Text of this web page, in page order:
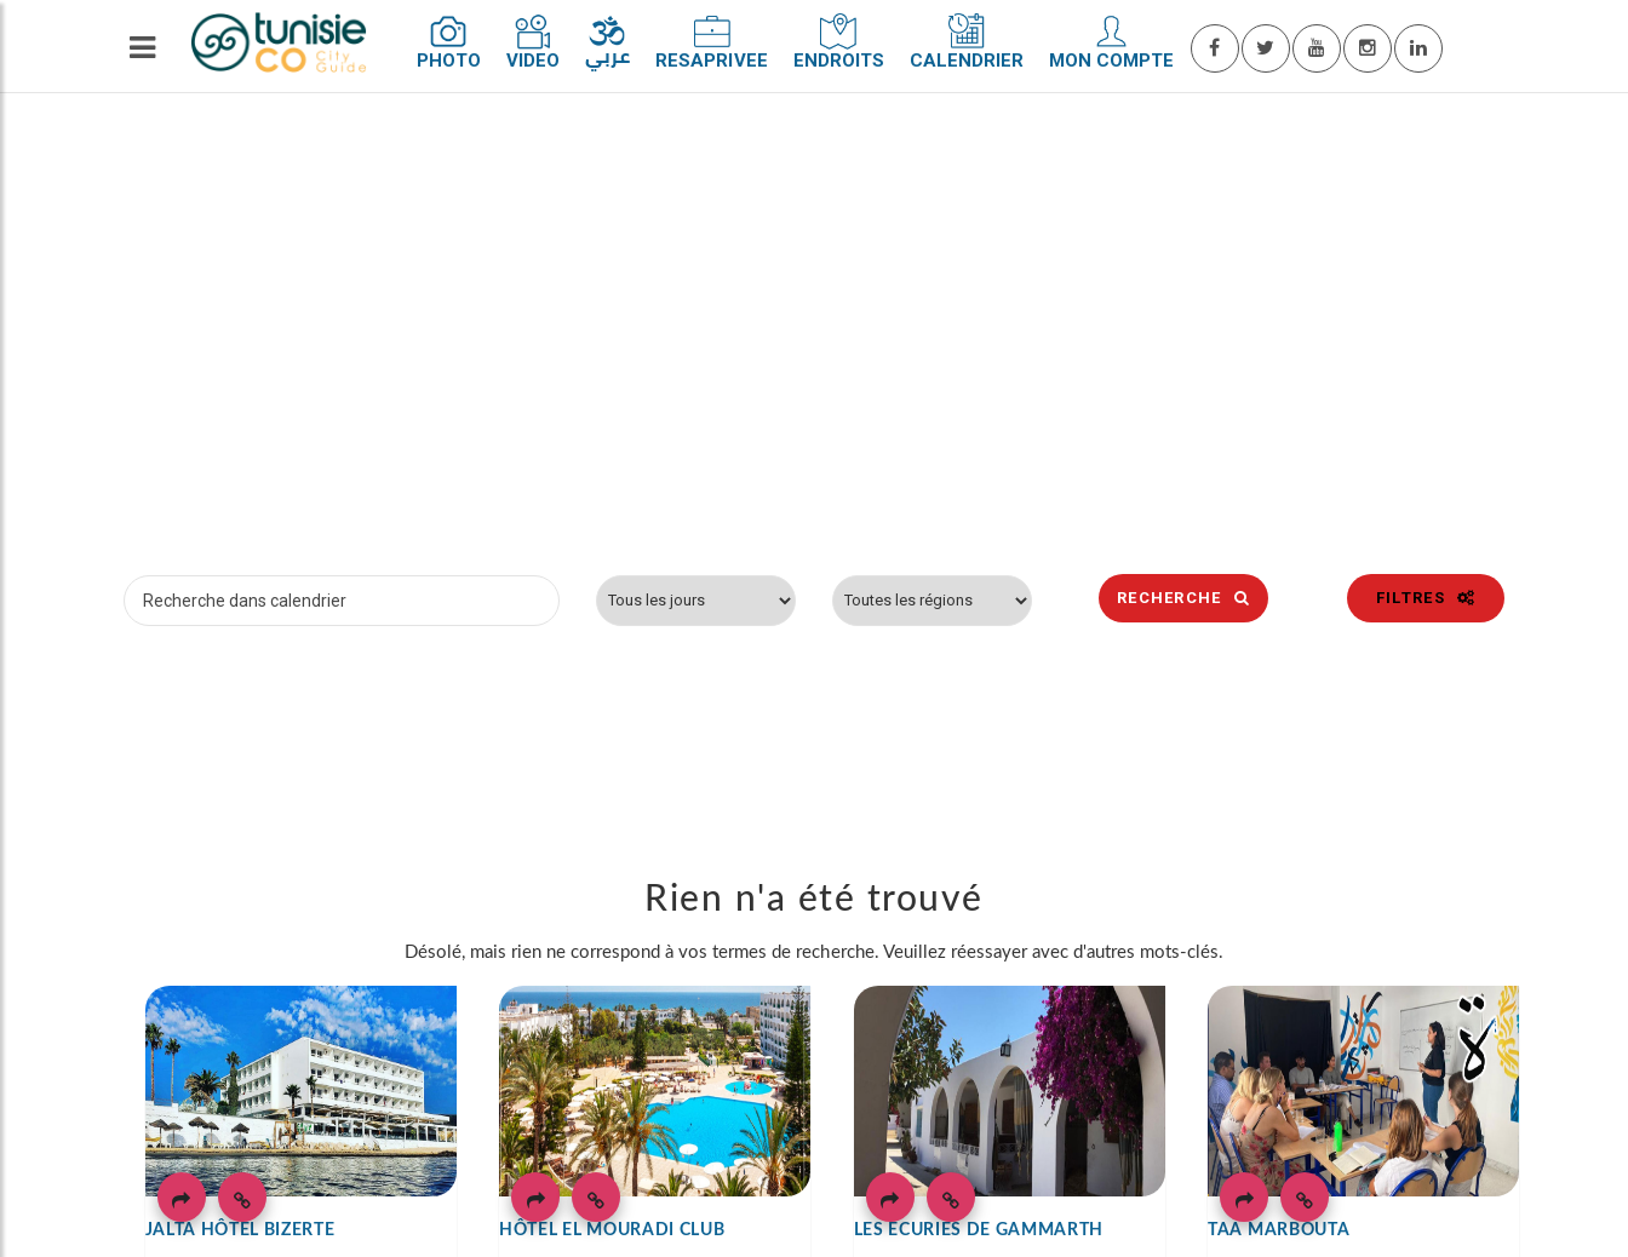
PHOTO VIDEO عربي RESAPRIVEE ENDROITS CALENDRIER MON COMPTE
RECHERCHE FILTRES
Rien n'a été trouvé
Désolé, mais rien ne correspond à vos termes de recherche. Veuillez réessayer avec d'autres mots-clés.
JALTA HÔTEL BIZERTE HÔTEL EL MOURADI CLUB LES ECURIES DE GAMMARTH TAA MARBOUTA